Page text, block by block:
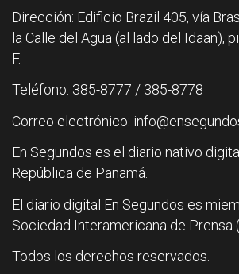
Dirección: Edificio Brazil 405, vía
la Calle del Agua (al lado del Idaan),
F.
Teléfono: 385-8777 / 385-8778
Correo electrónico:
En Segundos es el diario nativo
República de Panamá.
El diario digital En Segundos es
Sociedad Interamericana de Prensa
Todos los derechos reservados.